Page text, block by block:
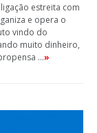
estreita com
e opera o
vindo do
muito dinheiro,
…»